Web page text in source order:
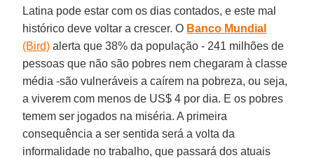
Latina pode estar com os dias contados, e este mal
histórico deve voltar a crescer. O Banco Mundial
(Bird) alerta que 38% da população - 241 milhões de
pessoas que não são pobres nem chegaram à classe
média -são vulneráveis a caírem na pobreza, ou seja,
a viverem com menos de US$ 4 por dia. E os pobres
temem ser jogados na miséria. A primeira
consequência a ser sentida será a volta da
informalidade no trabalho, que passará dos atuais